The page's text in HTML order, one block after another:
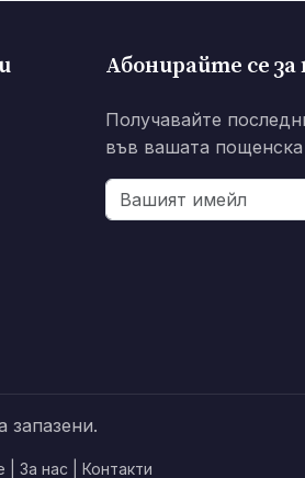
Абонирайте се
Получавайте
във вашата пощенска
запазени.
За нас Контакти